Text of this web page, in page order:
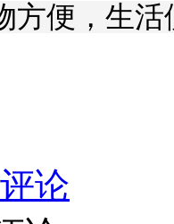
方便，生
论